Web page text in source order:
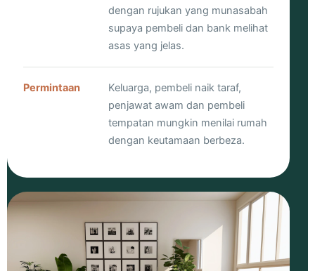
dengan rujukan yang munasabah
supaya pembeli dan bank melihat
asas yang jelas.
Permintaan
Keluarga, pembeli naik taraf,
penjawat awam dan pembeli
tempatan mungkin menilai rumah
dengan keutamaan berbeza.